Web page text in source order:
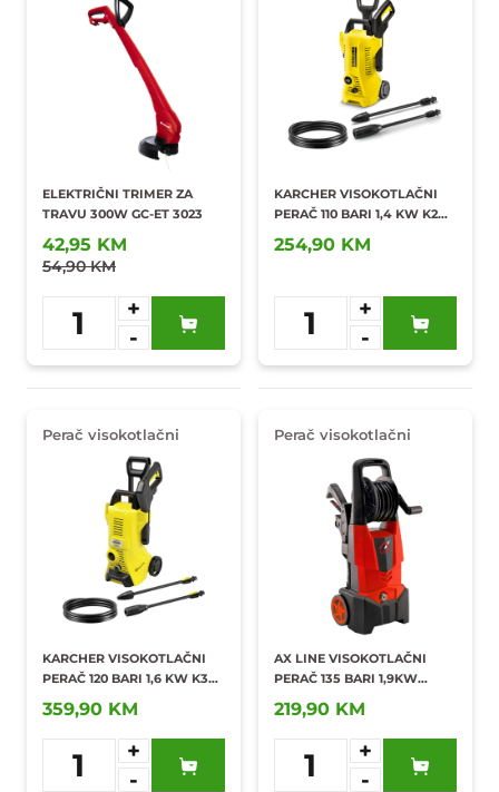
ELEKTRIČNI TRIMER ZA
TRAVU 300W GC-ET 3023
42,95 KM
54,90 KM
1
+
-
Dodaj u
omiljene
KARCHER VISOKOTLAČNI
PERAČ 110 BARI 1,4 KW K2
POWER CONTROL
254,90 KM
1
+
-
Dodaj u
omiljene
Perač visokotlačni
KARCHER VISOKOTLAČNI
PERAČ 120 BARI 1,6 KW K3
POWER CONTROL
359,90 KM
1
+
-
Dodaj u
Perač visokotlačni
AX LINE VISOKOTLAČNI
PERAČ 135 BARI 1,9KW
ENTRY 135
219,90 KM
1
+
-
Dodaj u